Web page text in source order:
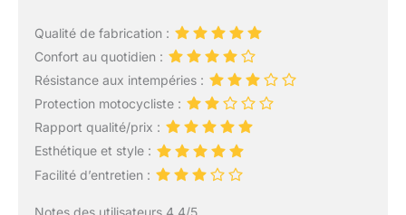
Qualité de fabrication :
Confort au quotidien :
Résistance aux intempéries :
Protection motocycliste :
Rapport qualité/prix :
Esthétique et style :
Facilité d’entretien :
Notes des utilisateurs 4.4/5